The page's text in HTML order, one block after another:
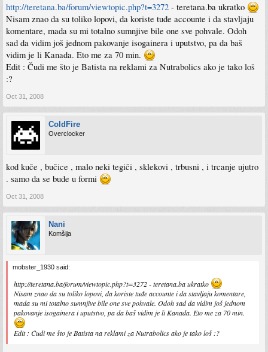
http://teretana.ba/forum/viewtopic.php?t=3272 - teretana.ba ukratko
Nisam znao da su toliko lopovi, da koriste tuđe accounte i da stavljaju
komentare, mada su mi totalno sumnjive bile one sve pohvale. Odoh
sad da vidim još jednom pakovanje isogainera i uputstvo, pa da baš
vidim je li Kanada. Eto me za 70 min.
Edit : Čudi me što je Batista na reklami za Nutrabolics ako je tako loš
:?
Oct 31, 2008
ColdFire
Overclocker
kod kuče , bučice , malo neki tegiči , sklekovi , trbusni , i trcanje ujutro
. samo da se bude u formi
Oct 31, 2008
Nani
Komšija
mobster_1930 said:
http://teretana.ba/forum/viewtopic.php?t=3272 - teretana.ba ukratko
Nisam znao da su toliko lopovi, da koriste tuđe accounte i da stavljaju komentare,
mada su mi totalno sumnjive bile one sve pohvale. Odoh sad da vidim još jednom
pakovanje isogainera i uputstvo, pa da baš vidim je li Kanada. Eto me za 70 min.
Edit : Čudi me što je Batista na reklami za Nutrabolics ako je tako loš :?